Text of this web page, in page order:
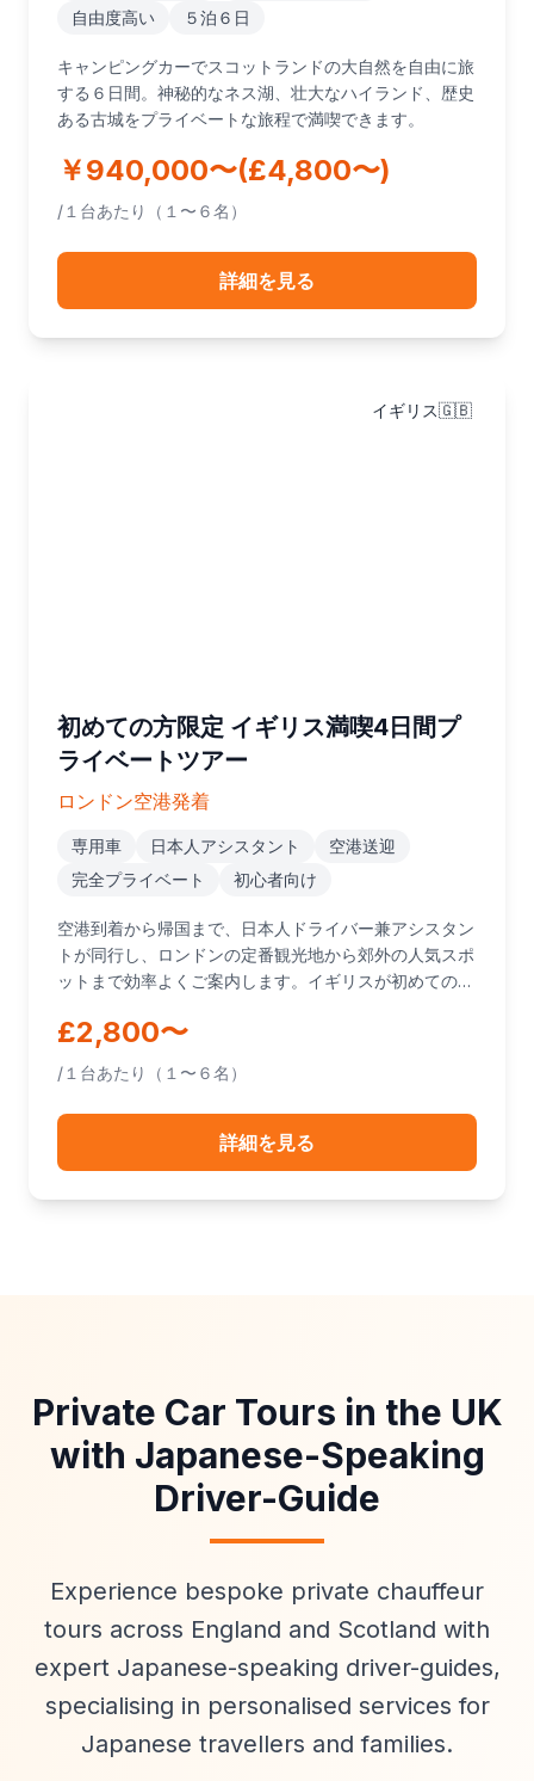
自由度高い
５泊６日
キャンピングカーでスコットランドの大自然を自由に旅
する６日間。神秘的なネス湖、壮大なハイランド、歴史
ある古城をプライベートな旅程で満喫できます。
￥940,000〜(£4,800〜)
/１台あたり（１〜６名）
詳細を見る
イギリス🇬🇧
初めての方限定 イギリス満喫4日間プ
ライベートツアー
ロンドン空港発着
専用車 日本人アシスタント
空港送迎
完全プライベート
初心者向け
空港到着から帰国まで、日本人ドライバー兼アシスタン
トが同行し、ロンドンの定番観光地から郊外の人気スポ
ットまで効率よくご案内します。イギリスが初めてのお
£2,800〜
/１台あたり（１〜６名）
詳細を見る
Private Car Tours in the UK
with Japanese-Speaking
Driver-Guide
Experience bespoke private chauffeur
tours across England and Scotland with
expert Japanese-speaking driver-guides,
specialising in personalised services for
Japanese travellers and families.